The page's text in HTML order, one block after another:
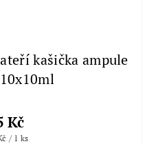
kašička ampule
Kč
/ 1 ks